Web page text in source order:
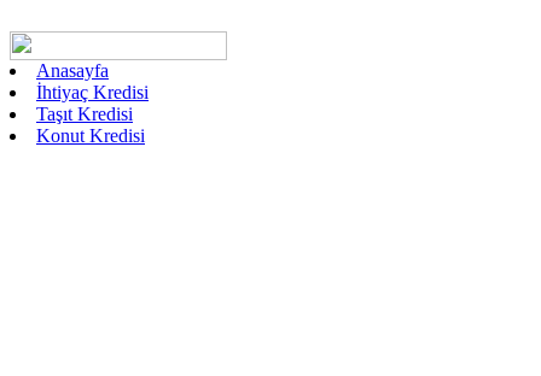
Anasayfa
İhtiyaç Kredisi
Taşıt Kredisi
Konut Kredisi